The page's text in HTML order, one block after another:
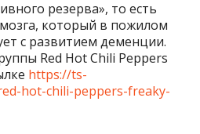
резерва», то есть
который в пожилом
с развитием деменции.
Red Hot Chili Peppers
https://ts-
hot-chili-peppers-freaky-